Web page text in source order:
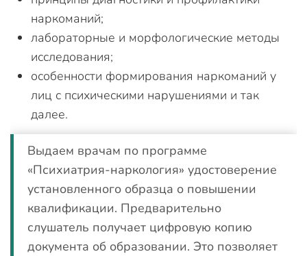
наркоманий;
лабораторные и морфологические методы
исследования;
особенности формирования наркоманий у
лиц с психическими нарушениями и так
далее.
Выдаем врачам по программе
«Психиатрия-наркология» удостоверение
установленного образца о повышении
квалификации. Предварительно
слушатель получает цифровую копию
документа об образовании. Это позволяет